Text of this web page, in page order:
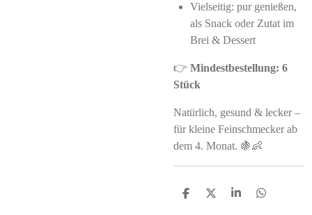
Vielseitig: pur genießen,
als Snack oder Zutat im
Brei & Dessert
👉 Mindestbestellung: 6
Stück
Natürlich, gesund & lecker –
für kleine Feinschmecker ab
dem 4. Monat. 🍇👶
S
S
S
S